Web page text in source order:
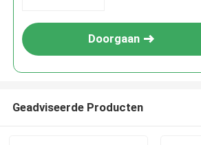
Doorgaan
Geadviseerde Producten